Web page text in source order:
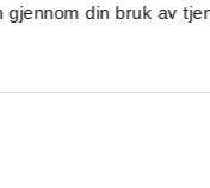
din bruk av